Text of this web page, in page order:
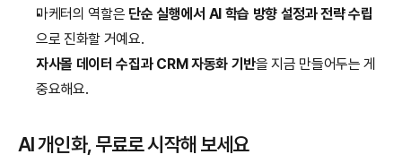
마케터의 역할은 단순 실행에서 AI 학습 방향 설정과 전략 수립
으로 진화할 거예요.
자사몰 데이터 수집과 CRM 자동화 기반을 지금 만들어두는 게
중요해요.
AI 개인화, 무료로 시작해 보세요